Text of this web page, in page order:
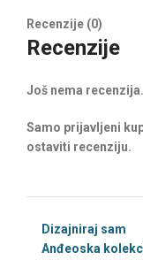
Recenzije (0)
Recenzije
Još nema recenzija.
Samo prijavljeni
ostaviti recenziju.
Dizajniraj sam
Anđeoska